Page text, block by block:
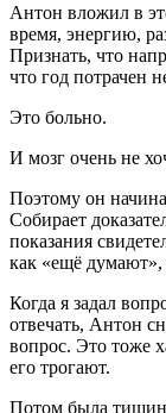
Антон вложил в
время, энергию,
Признать, что
что год потрачен
Это больно.
И мозг очень не
Поэтому он
Собирает
показания
как «ещё
Когда я задал
отвечать, Антон
вопрос. Это тоже
его трогают.
Потом была